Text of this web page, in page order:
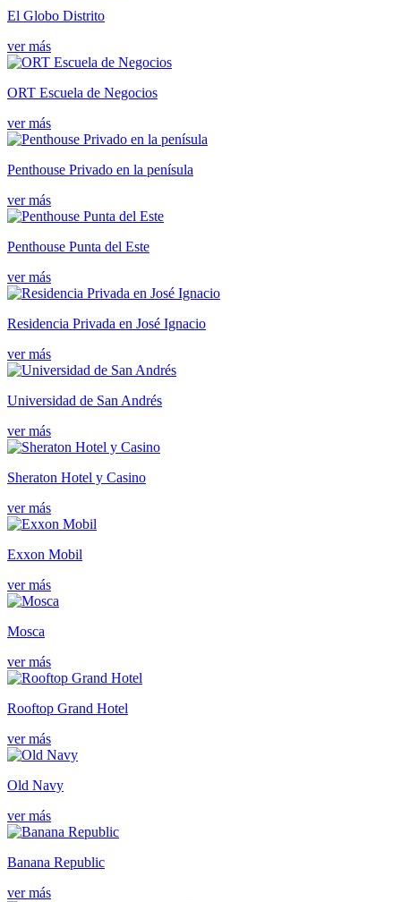
El Globo Distrito
ver más
ORT Escuela de Negocios
ver más
Penthouse Privado en la penísula
ver más
Penthouse Punta del Este
ver más
Residencia Privada en José Ignacio
ver más
Universidad de San Andrés
ver más
Sheraton Hotel y Casino
ver más
Exxon Mobil
ver más
Mosca
ver más
Rooftop Grand Hotel
ver más
Old Navy
ver más
Banana Republic
ver más